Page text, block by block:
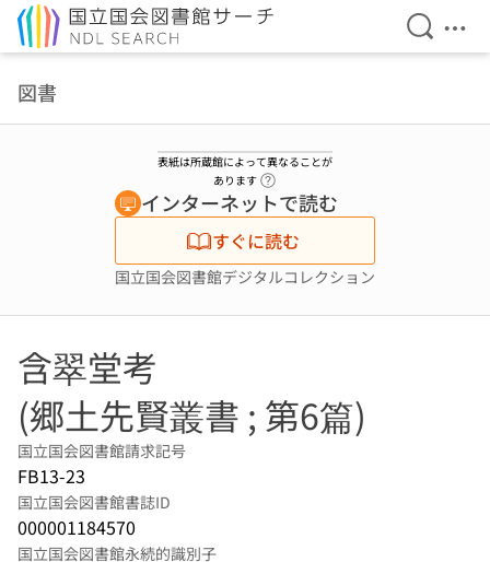
検索を
メ
図書
表紙は所蔵館によって異なることが
あります
インターネットで読む
すぐに読む
国立国会図書館デジタルコレクション
含翠堂考
(郷土先賢叢書 ; 第6篇)
国立国会図書館請求記号
FB13-23
国立国会図書館書誌ID
000001184570
国立国会図書館永続的識別子